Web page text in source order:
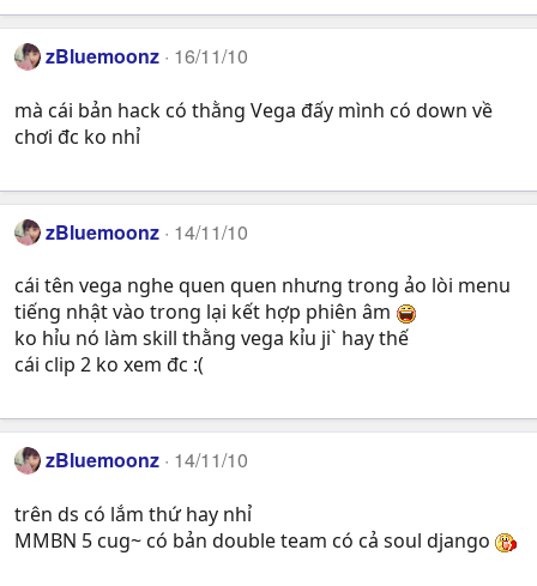
zBluemoonz 16/11/10
mà cái bản hack có thằng Vega đấy mình có down về
chơi đc ko nhỉ
zBluemoonz 14/11/10
cái tên vega nghe quen quen nhưng trong ảo lòi menu
tiếng nhật vào trong lại kết hợp phiên âm
ko hỉu nó làm skill thằng vega kỉu ji` hay thế
cái clip 2 ko xem đc :(
zBluemoonz 14/11/10
trên ds có lắm thứ hay nhỉ
MMBN 5 cug~ có bản double team có cả soul django